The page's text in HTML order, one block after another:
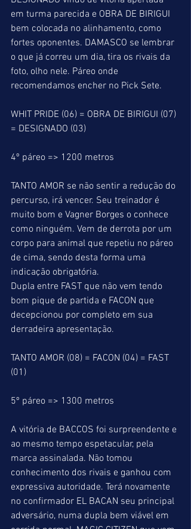
em turma parecida e OBRA DE BIRIGUI
bem colocada no alinhamento, como
fortes oponentes. DAMASCO se lembrar
o que já correu um dia, tira os rivais da
foto, olho nele. Páreo onde
recomendamos encher no Pick Sete.
WHIT PRIDE (06) = OBRA DE BIRIGUI (07)
= DESIGNADO (03)
4º páreo => 1200 metros
TANTO AMOR se não sentir a redução do
percurso, irá vencer. Seu treinador é
muito bom e Vagner Borges o conhece
como ninguém. Vem de derrota por um
corpo para animal que repetiu no páreo
de cima, sendo desta forma uma
indicação obrigatória.
Dupla entre FAST que não vem tendo
bom pique de partida e FACON que
decepcionou por completo em sua
derradeira apresentação.
TANTO AMOR (08) = FACON (04) = FAST
(01)
5º páreo => 1300 metros
A vitória de BACCOS foi surpreendente e
ao mesmo tempo espetacular, pela
marca assinalada. Não tomou
conhecimento dos rivais e ganhou com
expressiva autoridade. Terá novamente
no confirmador EL BACAN seu principal
adversário, numa dupla bem viável em